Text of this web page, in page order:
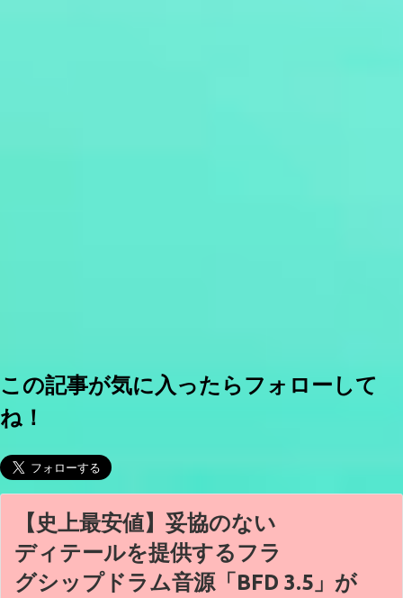
この記事が気に入ったらフォローして
ね！
【史上最安値】妥協のない
ディテールを提供するフラ
グシップドラム音源「BFD 3.5」が